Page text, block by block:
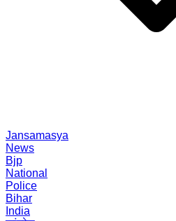
Jansamasya
News
Bjp
National
Police
Bihar
India